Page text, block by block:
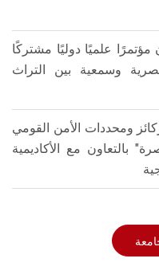
مؤتمرًا علميًا دوليًا مشتركًا
وسمعية بين التراث
ومحددات الأمن القومي
بالتعاون مع الأكاديمية